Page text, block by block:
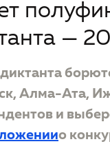
—
Алма-Ата,
и
о